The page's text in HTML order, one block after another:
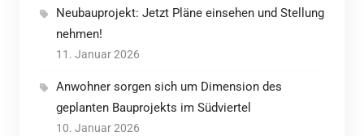
Neubauprojekt: Jetzt Pläne einsehen und Stellung
nehmen!
11. Januar 2026
Anwohner sorgen sich um Dimension des
geplanten Bauprojekts im Südviertel
10. Januar 2026